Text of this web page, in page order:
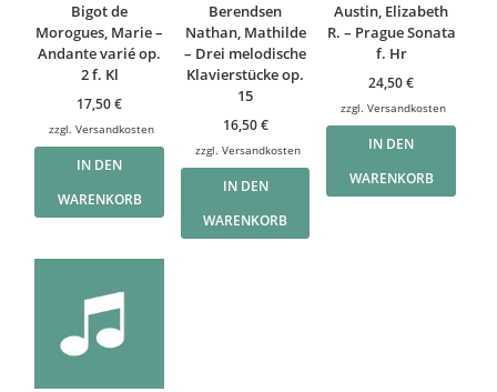
Bigot de
Morogues, Marie –
Andante varié op.
2 f. Kl
17,50€
zzgl.Versandkosten
IN DEN
WARENKORB
Berendsen
Nathan, Mathilde
– Drei melodische
Klavierstücke op.
15
16,50€
zzgl. Versandkosten
IN DEN
WARENKORB
Austin, Elizabeth
R. – Prague Sonata
f. Hr
24,50€
zzgl.Versandkosten
IN DEN
WARENKORB